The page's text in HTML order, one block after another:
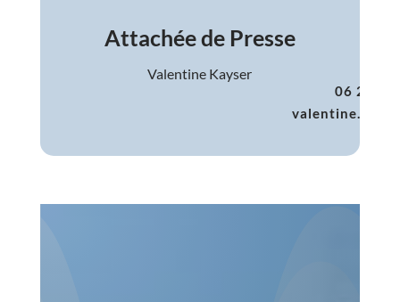
Attachée de Presse
Valentine Kayser
06 28 47